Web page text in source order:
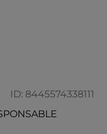
ID: 8445574338111